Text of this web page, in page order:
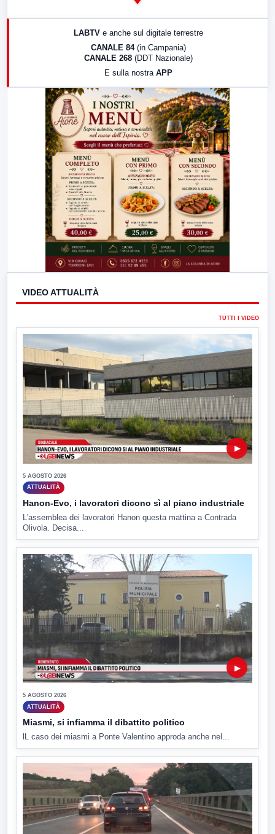
LabNews (replica)
LABTV e anche sul digitale terrestre
CANALE 84 (in Campania)
CANALE 268 (DDT Nazionale)
E sulla nostra APP
VIDEO ATTUALITÀ
TUTTI I VIDEO
▶
5 AGOSTO 2026
ATTUALITÀ
Hanon-Evo, i lavoratori dicono sì al piano industriale
L'assemblea dei lavoratori Hanon questa mattina a Contrada
Olivola. Decisa...
▶
5 AGOSTO 2026
ATTUALITÀ
Miasmi, si infiamma il dibattito politico
lL caso dei miasmi a Ponte Valentino approda anche nel...